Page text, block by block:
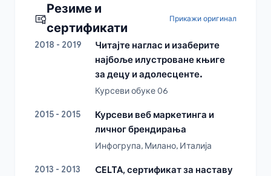
Резиме и
сертификати
Прикажи оригинал
2018 - 2019
Читајте наглас и изаберите
најбоље илустроване књиге
за децу и адолесценте.
Курсеви обуке 06
2015 - 2015
Курсеви веб маркетинга и
личног брендирања
Инфогрупа, Милано, Италија
2013 - 2013
CELTA, сертификат за наставу